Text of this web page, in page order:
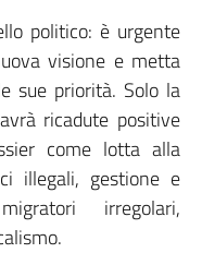
politico: è urgente
visione e metta
sue priorità. Solo la
ricadute positive
come lotta alla
illegali, gestione e
irregolari,